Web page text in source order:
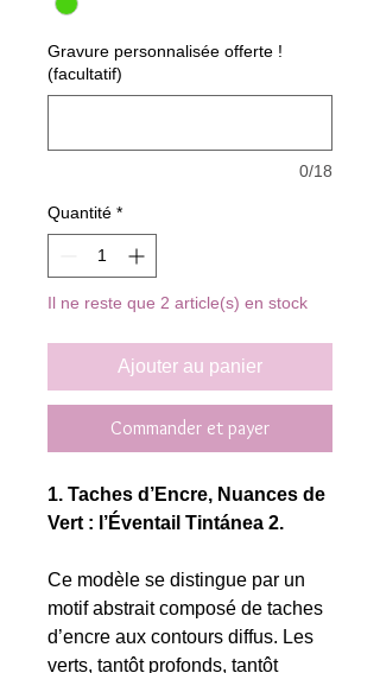
Gravure personnalisée offerte !
(facultatif)
0/18
Quantité *
Il ne reste que 2 article(s) en stock
Ajouter au panier
Commander et payer
1. Taches d’Encre, Nuances de
Vert : l’Éventail Tintánea 2.
Ce modèle se distingue par un
motif abstrait composé de taches
d’encre aux contours diffus. Les
verts, tantôt profonds, tantôt